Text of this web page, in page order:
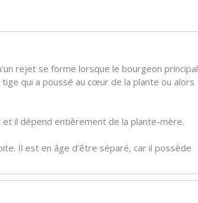
rejet se forme lorsque le bourgeon principal
qui a poussé au cœur de la plante ou alors
il dépend entièrement de la plante-mère.
Il est en âge d’être séparé, car il possède